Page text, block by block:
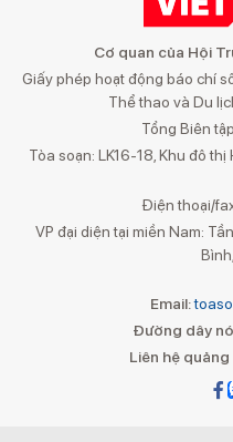
Cơ quan của Hội
Giấy phép hoạt động báo chí
Thể thao và Du
Tổng Biên
Tòa soạn: LK16-18, Khu đô
Điện thoại/
VP đại diện tại miền Nam:
Email:
Đường dây
Liên hệ quảng